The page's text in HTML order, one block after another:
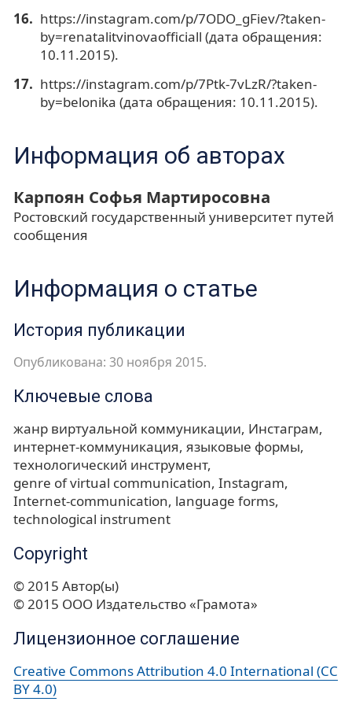
https://instagram.com/p/7ODO_gFiev/?taken-
by=renatalitvinovaofficiall (дата обращения:
10.11.2015).
https://instagram.com/p/7Ptk-7vLzR/?taken-
by=belonika (дата обращения: 10.11.2015).
Информация об авторах
Карпоян Софья Мартиросовна
Ростовский государственный университет путей
сообщения
Информация о статье
История публикации
Опубликована: 30 ноября 2015.
Ключевые слова
жанр виртуальной коммуникации Инстаграм
интернет-коммуникация языковые формы
технологический инструмент
genre of virtual communication Instagram
Internet-communication language forms
technological instrument
Copyright
© 2015 Автор(ы)
© 2015 ООО Издательство «Грамота»
Лицензионное соглашение
Creative Commons Attribution 4.0 International (CC
BY 4.0)